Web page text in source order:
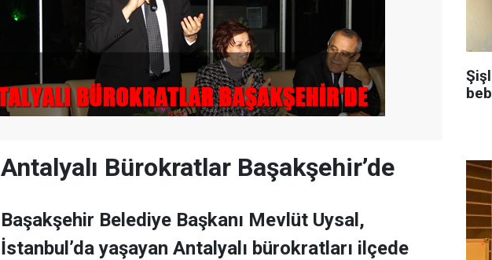
Antalyalı Bürokratlar Başakşehir’de
Başakşehir Belediye Başkanı Mevlüt Uysal,
İstanbul’da yaşayan Antalyalı bürokratları ilçede